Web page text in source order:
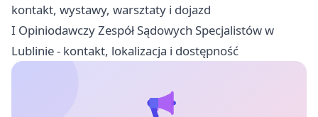
kontakt, wystawy, warsztaty i dojazd
I Opiniodawczy Zespół Sądowych Specjalistów w
Lublinie - kontakt, lokalizacja i dostępność